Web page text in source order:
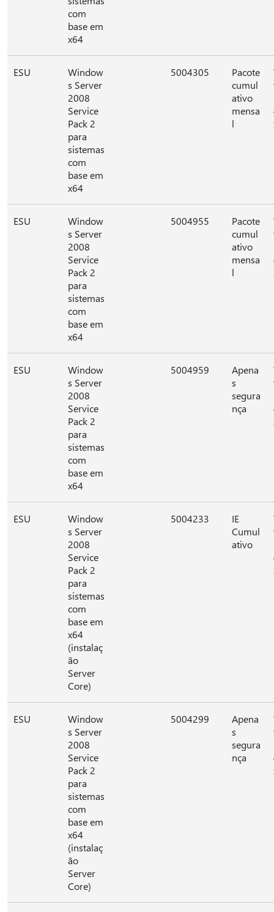
com
base em
x64
ESU
Window
s Server
2008
Service
Pack 2
para
sistemas
com
base em
x64
5004305
Pacote
cumul
ativo
mensa
l
ESU
Window
s Server
2008
Service
Pack 2
para
sistemas
com
base em
x64
5004955
Pacote
cumul
ativo
mensa
l
ESU
Window
s Server
2008
Service
Pack 2
para
sistemas
com
base em
x64
5004959
Apena
s
segura
nça
ESU
Window
s Server
2008
Service
Pack 2
para
sistemas
com
base em
x64
(instalaç
ão
Server
Core)
5004233
IE
Cumul
ativo
ESU
Window
s Server
2008
Service
Pack 2
para
sistemas
com
base em
x64
(instalaç
ão
Server
Core)
5004299
Apena
s
segura
nça